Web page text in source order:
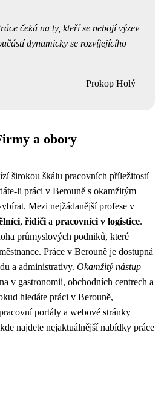
čeká na ty, kteří se nebojí výzev
dynamicky se rozvíjejícího
Prokop Holý
a obory
širokou škálu pracovních příležitostí
li práci v Berouně s okamžitým
Mezi nejžádanější profese v
, řidiči a pracovníci v logistice.
průmyslových podniků, které
Práce v Berouně je dostupná
a administrativy. Okamžitý nástup
v gastronomii, obchodních centrech a
hledáte práci v Berouně,
portály a webové stránky
najdete nejaktuálnější nabídky práce